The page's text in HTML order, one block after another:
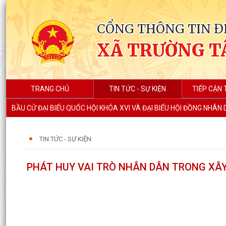
CỔNG THÔNG TIN
XÃ TRƯỜNG
TRANG CHỦ TIN TỨC - SỰ KIỆN TIẾP CẬN
BẦU CỬ ĐẠI BIỂU QUỐC HỘI KHÓA XVI VÀ ĐẠI BIỂU HỘI ĐỒNG
TIN TỨC - SỰ KIỆN
PHÁT HUY VAI TRÒ NHÂN DÂN TRONG